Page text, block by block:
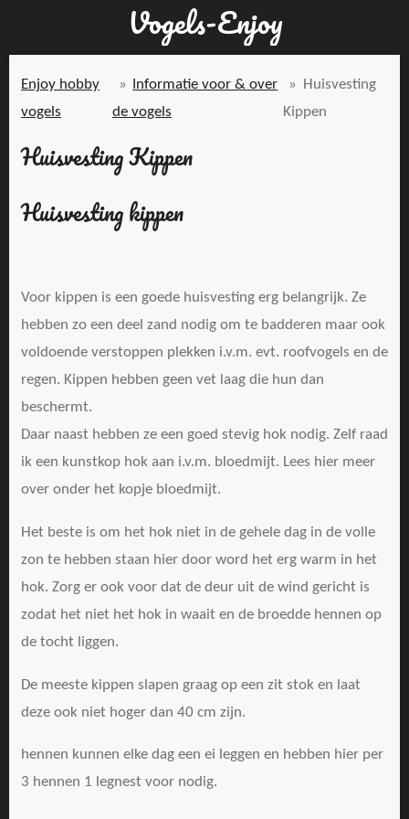
naar
Vogels-Enjoy
Enjoy hobby
vogels
» Informatie voor & over
de vogels
»
Huisvesting
Kippen
Huisvesting Kippen
Huisvesting kippen
Voor kippen is een goede huisvesting erg belangrijk. Ze
hebben zo een deel zand nodig om te badderen maar ook
voldoende verstoppen plekken i.v.m. evt. roofvogels en de
regen. Kippen hebben geen vet laag die hun dan
beschermt.
Daar naast hebben ze een goed stevig hok nodig. Zelf raad
ik een kunstkop hok aan i.v.m. bloedmijt. Lees hier meer
over onder het kopje bloedmijt.
Het beste is om het hok niet in de gehele dag in de volle
zon te hebben staan hier door word het erg warm in het
hok. Zorg er ook voor dat de deur uit de wind gericht is
zodat het niet het hok in waait en de broedde hennen op
de tocht liggen.
De meeste kippen slapen graag op een zit stok en laat
deze ook niet hoger dan 40 cm zijn.
hennen kunnen elke dag een ei leggen en hebben hier per
3 hennen 1 legnest voor nodig.